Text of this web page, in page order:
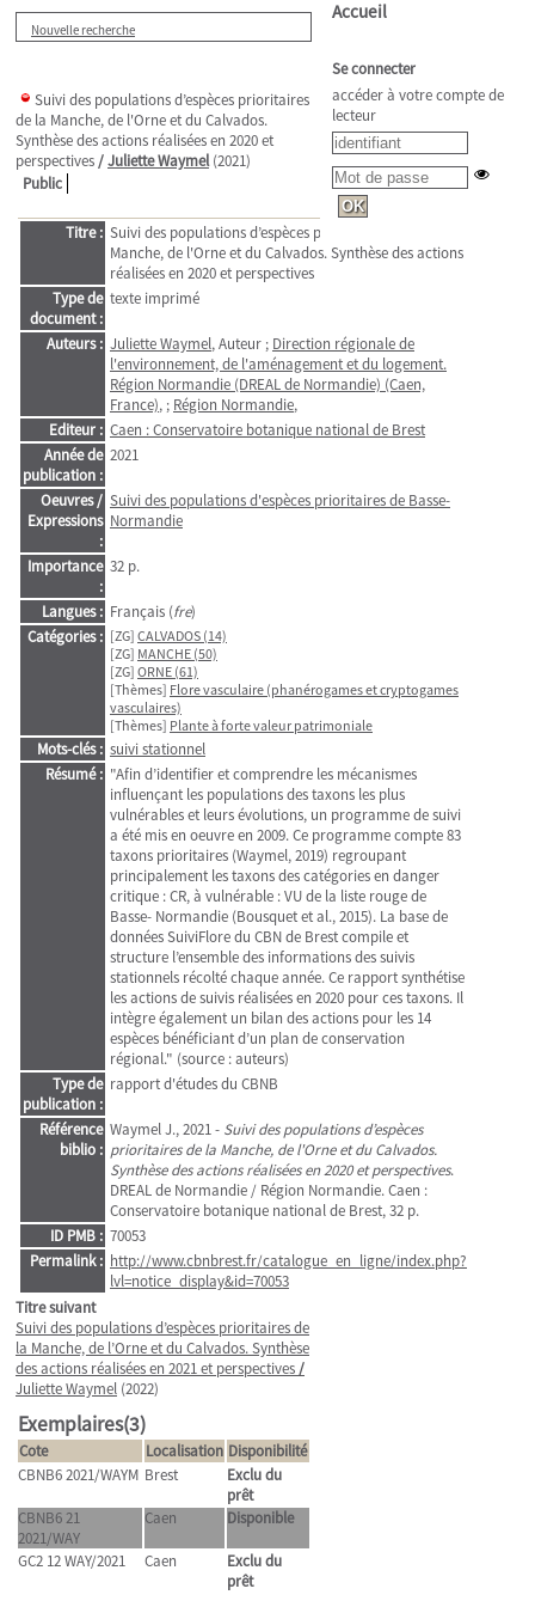
Nouvelle recherche
Suivi des populations d’espèces prioritaires
de la Manche, de l'Orne et du Calvados.
Synthèse des actions réalisées en 2020 et
perspectives/Juliette Waymel(2021)
Public
Titre : Suivi des populations d’espèces prioritaires de la
Manche, de l'Orne et du Calvados. Synthèse des actions
réalisées en 2020 et perspectives
Type de
document :
texte imprimé
Auteurs : Juliette Waymel, Auteur ; Direction régionale de
l'environnement, de l'aménagement et du logement.
Région Normandie (DREAL de Normandie) (Caen,
France), ; Région Normandie,
Editeur : Caen : Conservatoire botanique national de Brest
Année de
publication :
2021
Oeuvres /
Expressions
:
Suivi des populations d'espèces prioritaires de Basse-
Normandie
Importance
:
32 p.
Langues : Français (fre)
Catégories : [ZG] CALVADOS (14)
[ZG] MANCHE (50)
[ZG] ORNE (61)
[Thèmes] Flore vasculaire (phanérogames et cryptogames
vasculaires)
[Thèmes] Plante à forte valeur patrimoniale
Mots-clés : suivi stationnel
Résumé : "Afin d’identifier et comprendre les mécanismes
influençant les populations des taxons les plus
vulnérables et leurs évolutions, un programme de suivi
a été mis en oeuvre en 2009. Ce programme compte 83
taxons prioritaires (Waymel, 2019) regroupant
principalement les taxons des catégories en danger
critique : CR, à vulnérable : VU de la liste rouge de
Basse- Normandie (Bousquet et al., 2015). La base de
données SuiviFlore du CBN de Brest compile et
structure l’ensemble des informations des suivis
stationnels récolté chaque année. Ce rapport synthétise
les actions de suivis réalisées en 2020 pour ces taxons. Il
intègre également un bilan des actions pour les 14
espèces bénéficiant d’un plan de conservation
régional." (source : auteurs)
Type de
publication :
rapport d'études du CBNB
Référence
biblio :
Waymel J., 2021 - Suivi des populations d’espèces
prioritaires de la Manche, de l'Orne et du Calvados.
Synthèse des actions réalisées en 2020 et perspectives.
DREAL de Normandie / Région Normandie. Caen :
Conservatoire botanique national de Brest, 32 p.
ID PMB : 70053
Permalink : http://www.cbnbrest.fr/catalogue_en_ligne/index.php?
lvl=notice_display&id=70053
Titre suivant
Suivi des populations d’espèces prioritaires de
la Manche, de l’Orne et du Calvados. Synthèse
des actions réalisées en 2021 et perspectives/
Juliette Waymel (2022)
Exemplaires(3)
Cote Localisation Disponibilité
CBNB6 2021/WAYM Brest
Exclu du
prêt
CBNB6 21
2021/WAY
Caen Disponible
GC2 12 WAY/2021 Caen
Exclu du
prêt
Accueil
Se connecter
accéder à votre compte de
lecteur